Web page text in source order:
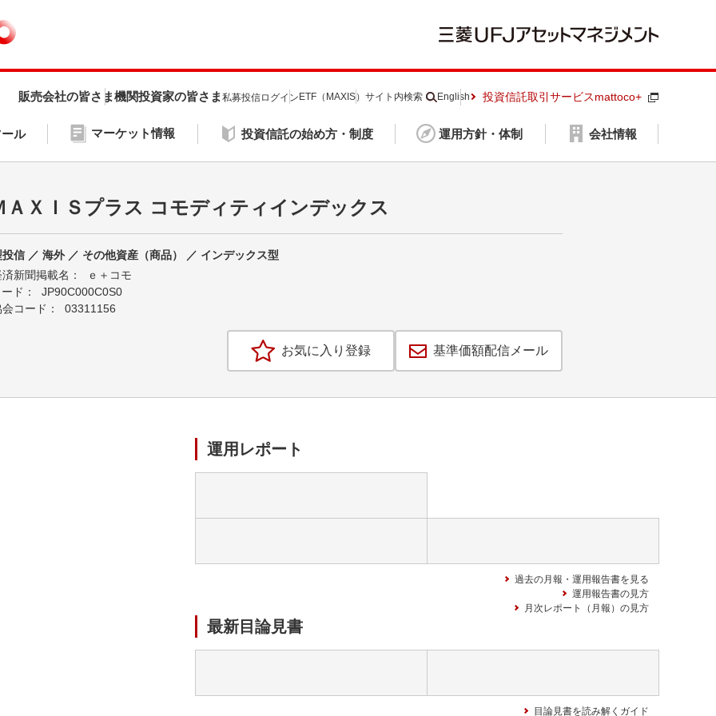
ル マーケット情報 投資信託の始め方・制度 運用方針・体制 会社情報
販売会社の皆さま機関投資家の皆さま 私募投信ログイン ETF（MAXIS） サイト内検索 English 投資信託取引サービスmattoco+
ＡＸＩＳプラス コモディティインデックス
信 ／ 海外 ／ その他資産（商品） ／ インデックス型
新聞掲載名：
ｅ＋コモ
ド：
JP90C000C0S0
コード：
03311156
お気に入り登録 基準価額配信メール
運用レポート
過去の月報・運用報告書を見る
運用報告書の見方
月次レポート（月報）の見方
最新目論見書
目論見書を読み解くガイド